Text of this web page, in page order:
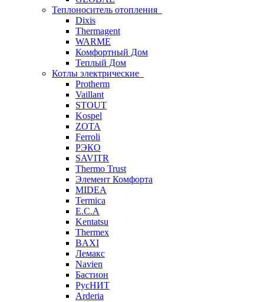
Теплоноситель отопления
Dixis
Thermagent
WARME
Комфортный Дом
Теплый Дом
Котлы электрические
Protherm
Vaillant
STOUT
Kospel
ZOTA
Ferroli
РЭКО
SAVITR
Thermo Trust
Элемент Комфорта
MIDEA
Termica
E.C.A
Kentatsu
Thermex
BAXI
Лемакс
Navien
Бастион
РусНИТ
Arderia